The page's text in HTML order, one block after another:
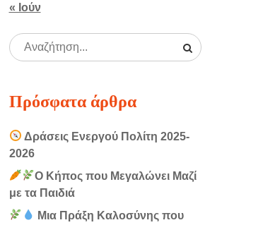
« Ιούν
Πρόσφατα άρθρα
Δράσεις Ενεργού Πολίτη 2025-
2026
Ο Κήπος που Μεγαλώνει Μαζί
με τα Παιδιά
Μια Πράξη Καλοσύνης που